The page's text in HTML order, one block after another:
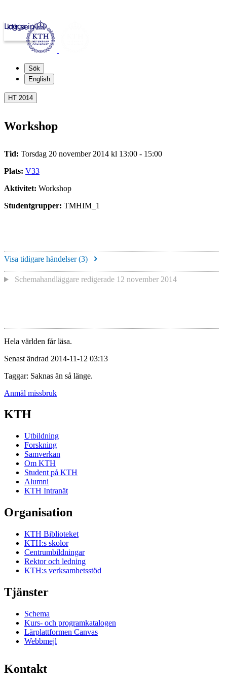
kth.se
Logga in
Sök
English
HT 2014
Workshop
Tid: Torsdag 20 november 2014 kl 13:00 - 15:00
Plats: V33
Aktivitet: Workshop
Studentgrupper: TMHIM_1
Visa tidigare händelser (3)
Schemahandläggare redigerade 12 november 2014
Hela världen får läsa.
Senast ändrad 2014-11-12 03:13
Taggar: Saknas än så länge.
Anmäl missbruk
KTH
Utbildning
Forskning
Samverkan
Om KTH
Student på KTH
Alumni
KTH Intranät
Organisation
KTH Biblioteket
KTH:s skolor
Centrumbildningar
Rektor och ledning
KTH:s verksamhetsstöd
Tjänster
Schema
Kurs- och programkatalogen
Lärplattformen Canvas
Webbmejl
Kontakt